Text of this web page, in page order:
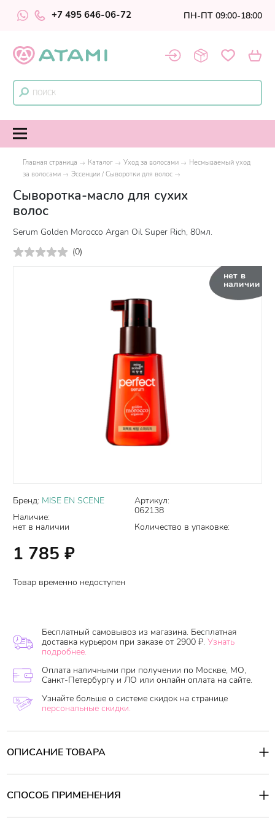
+7 495 646-06-72 ПН-ПТ 09:00-18:00
Главная страница Каталог Уход за волосами
Несмываемый уход
за волосами
Эссенции / Сыворотки для волос
Cыворотка-масло для сухих
волос
Serum Golden Morocco Argan Oil Super Rich, 80мл.
(0)
нет в
наличии
Бренд: MISE EN SCENE
Наличие:
нет в наличии
Артикул:
062138
Количество в упаковке:
1 785 ₽
Товар временно недоступен
Бесплатный самовывоз из магазина. Бесплатная
доставка курьером при заказе от 2900 ₽. Узнать
подробнее.
Оплата наличными при получении по Москве, МО,
Санкт-Петербургу и ЛО или онлайн оплата на сайте.
Узнайте больше о системе скидок на странице
персональные скидки.
ОПИСАНИЕ ТОВАРА
Cыворотка-масло для сухих волосSerum Golden Morocco Argan
"запечатывает" секущиеся кончики, разглаживает
кератиновые чешуйки, придавая гладкость и блеск, уменьшает
воздействия горячих температур. Сыворотка-масло идеально
СПОСОБ ПРИМЕНЕНИЯ
Способ применения: